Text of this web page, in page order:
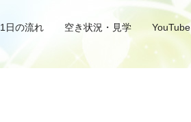
1日の流れ 空き状況・見学 YouTube